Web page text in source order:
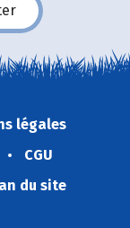
légales
CGU
du site